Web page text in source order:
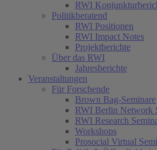
RWI
Politikberatend
RWI Positionen
RWI Impact Notes
Projektberichte
Über das RWI
Jahresberichte
Veranstaltungen
Für Forschende
Brown Bag-Seminare
RWI Berlin Network
RWI Research
Workshops
Prosocial Virtual